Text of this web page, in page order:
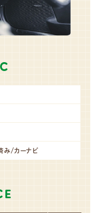
み/カーナビ